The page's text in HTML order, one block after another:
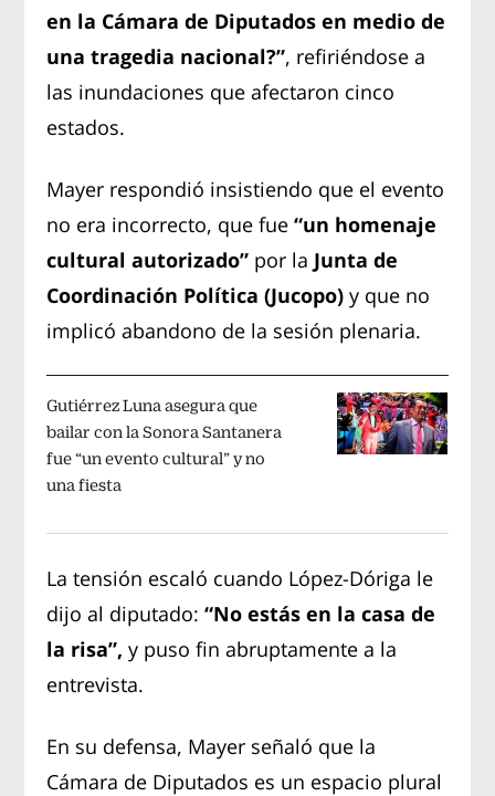
en la Cámara de Diputados en medio de
una tragedia nacional?”, refiriéndose a
las inundaciones que afectaron cinco
estados.
Mayer respondió insistiendo que el evento
no era incorrecto, que fue“un homenaje
cultural autorizado” por la Junta de
Coordinación Política (Jucopo) y que no
implicó abandono de la sesión plenaria.
Gutiérrez Luna asegura que
bailar con la Sonora Santanera
fue “un evento cultural” y no
una fiesta
La tensión escaló cuando López-Dóriga le
dijo al diputado:“No estás en la casa de
la risa”, y puso fin abruptamente a la
entrevista.
En su defensa, Mayer señaló que la
Cámara de Diputados es un espacio plural